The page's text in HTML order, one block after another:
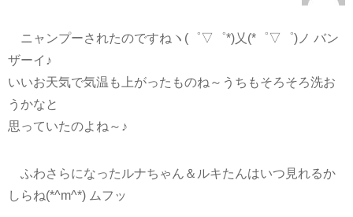
ニャンプーされたのですねヽ(゜▽゜*)乂(*゜▽゜)ノ バン
ザーイ♪
いいお天気で気温も上がったものね～うちもそろそろ洗お
うかなと
思っていたのよね～♪
ふわさらになったルナちゃん＆ルキたんはいつ見れるか
しらね(*^m^*) ムフッ